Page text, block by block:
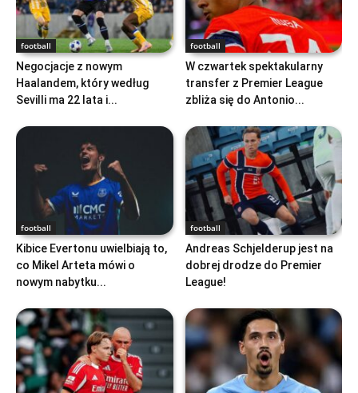
football
Negocjacje z nowym
Haalandem, który według
Sevilli ma 22 lata i...
football
W czwartek spektakularny
transfer z Premier League
zbliża się do Antonio...
football
Kibice Evertonu uwielbiają to,
co Mikel Arteta mówi o
nowym nabytku...
football
Andreas Schjelderup jest na
dobrej drodze do Premier
League!